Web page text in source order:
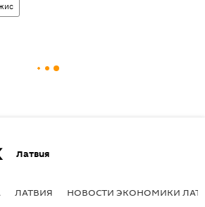
Латвия
ЛАТВИЯ НОВОСТИ ЭКОНОМИКИ